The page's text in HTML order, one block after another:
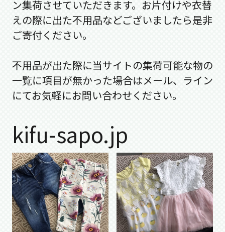
ン集荷させていただきます。お片付けや衣替
えの際に出た不用品などございましたら是非
ご寄付ください。
不用品が出た際に当サイトの集荷可能な物の
一覧に項目が無かった場合はメール、ライン
にてお気軽にお問い合わせください。
kifu-sapo.jp